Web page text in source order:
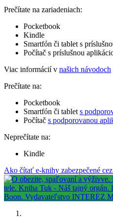
Prečítate na zariadeniach:
Pocketbook
Kindle
Smartfón či tablet s
Počítač s príslušnou
Viac informácií v našich návodoch
Prečítate na:
Pocketbook
Smartfón či tablet s
Počítač s podporovanou
Neprečítate na:
Kindle
Ako čítať e-knihy zabezpečené